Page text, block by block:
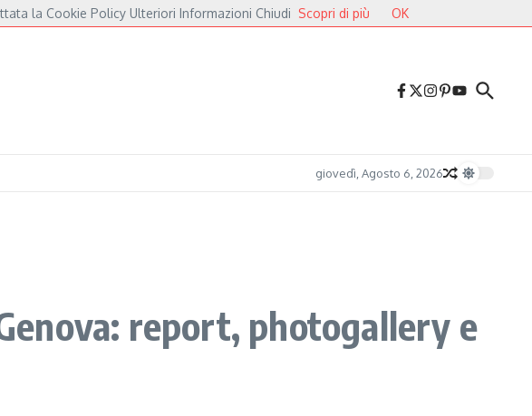
in Piazza dei Cavalieri Druga Godba 2026, il gran finale: dalla poesia del folk alle pulsazioni
giovedì, Agosto 6, 2026
report, photogallery e
la Cookie Policy Ulteriori Informazioni Chiudi Scopri di più OK